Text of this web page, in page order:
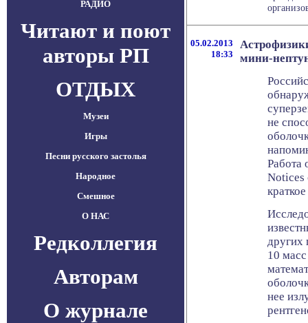
РАДИО
Читают и поют
авторы РП
ОТДЫХ
Музеи
Игры
Песни русского застолья
Народное
Смешное
О НАС
Редколлегия
Авторам
О журнале
05.02.2013
18:33
мини-
не
Работа
Notices
других
10
нее